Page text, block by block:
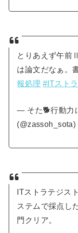
とりあえず午前
は論文だなぁ。
報処理 #ITスト
— そた🐕行動力
(@zassoh_sota)
ITストラテジス
ステムで採点し
門クリア。